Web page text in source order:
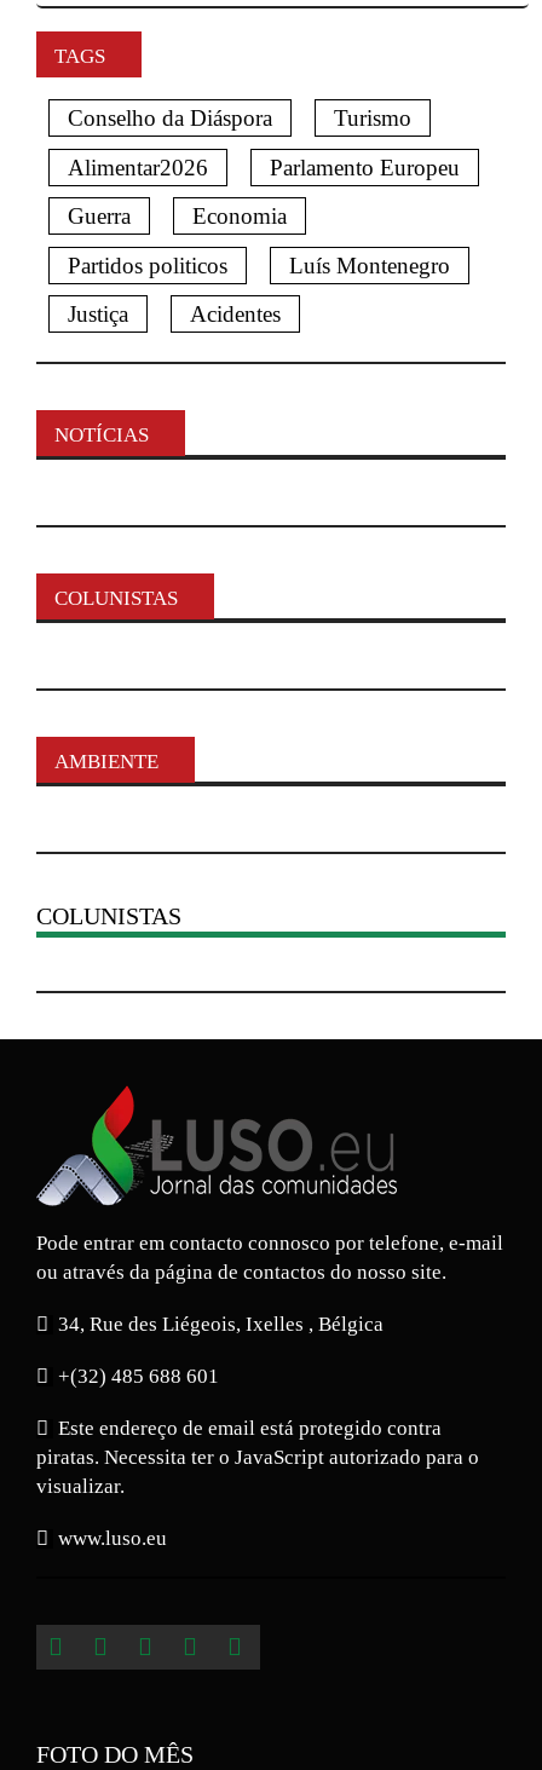
TAGS
Conselho da Diáspora
Turismo
Alimentar2026
Parlamento Europeu
Guerra
Economia
Partidos politicos
Luís Montenegro
Justiça
Acidentes
NOTÍCIAS
COLUNISTAS
AMBIENTE
COLUNISTAS
Pode entrar em contacto connosco por telefone, e-mail
ou através da página de contactos do nosso site.
34, Rue des Liégeois, Ixelles , Bélgica
+(32) 485 688 601
Este endereço de email está protegido contra
piratas. Necessita ter o JavaScript autorizado para o
visualizar.
www.luso.eu
FOTO DO MÊS